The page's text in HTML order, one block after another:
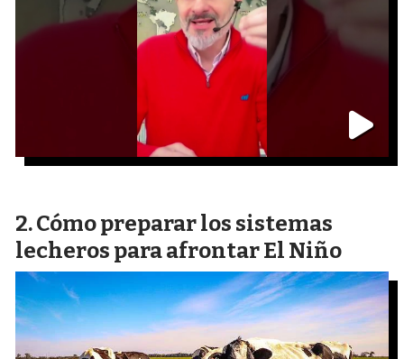
Cómo preparar los sistemas
lecheros para afrontar El Niño